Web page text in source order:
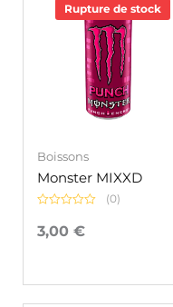
Rupture de stock
Boissons
Monster MIXXD
0
sur
(0)
3,00 €